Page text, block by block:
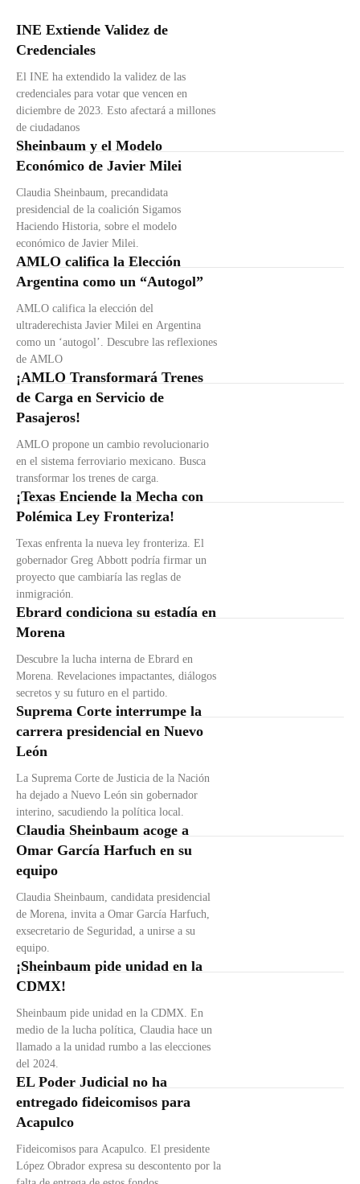
INE Extiende Validez de
Credenciales
El INE ha extendido la validez de las
credenciales para votar que vencen en
diciembre de 2023. Esto afectará a millones
de ciudadanos
Sheinbaum y el Modelo
Económico de Javier Milei
Claudia Sheinbaum, precandidata
presidencial de la coalición Sigamos
Haciendo Historia, sobre el modelo
económico de Javier Milei.
AMLO califica la Elección
Argentina como un “Autogol”
AMLO califica la elección del
ultraderechista Javier Milei en Argentina
como un ‘autogol’. Descubre las reflexiones
de AMLO
¡AMLO Transformará Trenes
de Carga en Servicio de
Pasajeros!
AMLO propone un cambio revolucionario
en el sistema ferroviario mexicano. Busca
transformar los trenes de carga.
¡Texas Enciende la Mecha con
Polémica Ley Fronteriza!
Texas enfrenta la nueva ley fronteriza. El
gobernador Greg Abbott podría firmar un
proyecto que cambiaría las reglas de
inmigración.
Ebrard condiciona su estadía en
Morena
Descubre la lucha interna de Ebrard en
Morena. Revelaciones impactantes, diálogos
secretos y su futuro en el partido.
Suprema Corte interrumpe la
carrera presidencial en Nuevo
León
La Suprema Corte de Justicia de la Nación
ha dejado a Nuevo León sin gobernador
interino, sacudiendo la política local.
Claudia Sheinbaum acoge a
Omar García Harfuch en su
equipo
Claudia Sheinbaum, candidata presidencial
de Morena, invita a Omar García Harfuch,
exsecretario de Seguridad, a unirse a su
equipo.
¡Sheinbaum pide unidad en la
CDMX!
Sheinbaum pide unidad en la CDMX. En
medio de la lucha política, Claudia hace un
llamado a la unidad rumbo a las elecciones
del 2024.
EL Poder Judicial no ha
entregado fideicomisos para
Acapulco
Fideicomisos para Acapulco. El presidente
López Obrador expresa su descontento por la